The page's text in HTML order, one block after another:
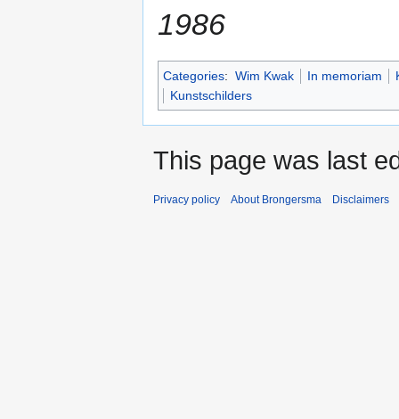
1986
Categories: Wim Kwak In memoriam
Kunstschilders
This page was last
Privacy policy About Brongersma Disclaimers